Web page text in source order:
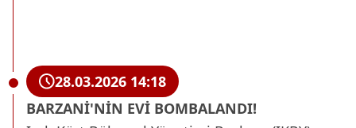
28.03.2026 14:18
BARZANİ'NİN EVİ BOMBALANDI!